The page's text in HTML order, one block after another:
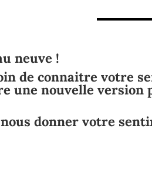
neuve !
de connaitre votre
une nouvelle version
donner votre